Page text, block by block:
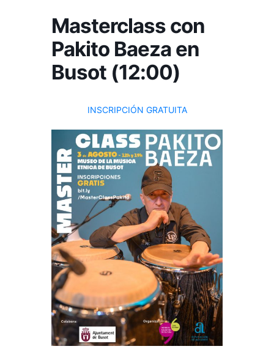
Masterclass con
Pakito Baeza en
Busot (12:00)
INSCRIPCIÓN GRATUITA